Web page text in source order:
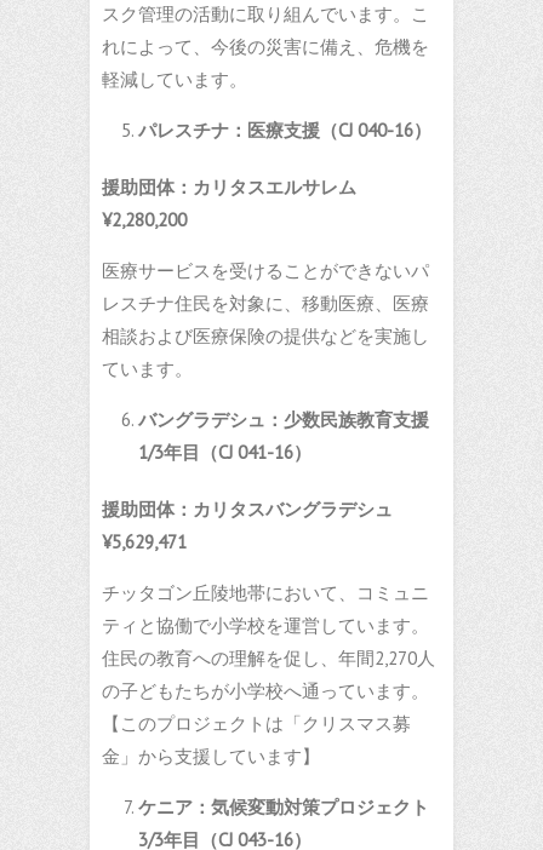
スク管理の活動に取り組んでいます。こ
れによって、今後の災害に備え、危機を
軽減しています。
パレスチナ：医療支援 （CJ 040-16）
援助団体：カリタスエルサレム
¥2,280,200
医療サービスを受けることができないパ
レスチナ住民を対象に、移動医療、医療
相談および医療保険の提供などを実施し
ています。
バングラデシュ：少数民族教育支援
1/3年目（CJ 041-16）
援助団体：カリタスバングラデシュ
¥5,629,471
チッタゴン丘陵地帯において、コミュニ
ティと協働で小学校を運営しています。
住民の教育への理解を促し、年間2,270人
の子どもたちが小学校へ通っています。
【このプロジェクトは「クリスマス募
金」から支援しています】
ケニア：気候変動対策プロジェクト
3/3年目（CJ 043-16）